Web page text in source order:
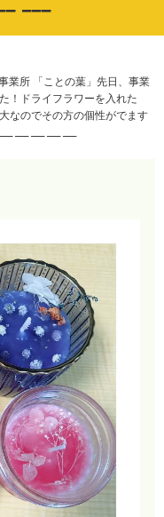
型事業所 「ことの葉」先日、事業
！ドライフラワーを入れた
なのでその方の個性がでます
___ ___ ___